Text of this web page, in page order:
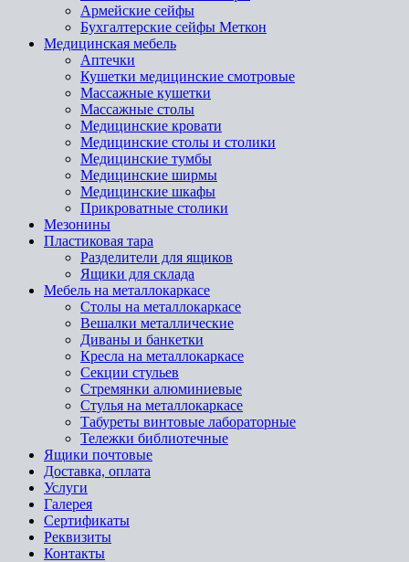
Армейские сейфы
Бухгалтерские сейфы Меткон
Медицинская мебель
Аптечки
Кушетки медицинские смотровые
Массажные кушетки
Массажные столы
Медицинские кровати
Медицинские столы и столики
Медицинские тумбы
Медицинские ширмы
Медицинские шкафы
Прикроватные столики
Мезонины
Пластиковая тара
Разделители для ящиков
Ящики для склада
Мебель на металлокаркасе
Cтолы на металлокаркасе
Вешалки металлические
Диваны и банкетки
Кресла на металлокаркасе
Секции стульев
Стремянки алюминиевые
Стулья на металлокаркасе
Табуреты винтовые лабораторные
Тележки библиотечные
Ящики почтовые
Доставка, оплата
Услуги
Галерея
Сертификаты
Реквизиты
Контакты